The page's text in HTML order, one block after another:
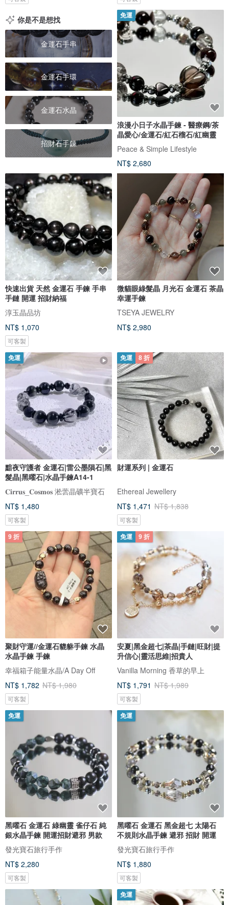
你是不是想找
金運石手串
金運石手環
金運石水晶
招財石手鍊
免運
浪漫小日子水晶手鍊 - 醫療鋼/茶
晶愛心/金運石/紅石榴石/紅幽靈
Peace & Simple Lifestyle
NT$ 2,680
快速出貨 天然 金運石 手鍊 手串
手鏈 開運 招財納福
淳玉晶品坊
NT$ 1,070
可客製
微貓眼綠髮晶 月光石 金運石 茶晶
幸運手鍊
TSEYA JEWELRY
NT$ 2,980
免運
黯夜守護者 金運石|雷公墨隕石|黑
髮晶|黑曜石|水晶手鍊A14-1
𝐂𝐢𝐫𝐫𝐮𝐬_𝐂𝐨𝐬𝐦𝐨𝐬 淞蕓晶礦半寶石
NT$ 1,480
可客製
免運 8 折
財運系列 | 金運石
Ethereal Jewellery
NT$ 1,471 NT$ 1,838
可客製
9 折
聚財守運//金運石貔貅手鍊 水晶
水晶手鍊 手鍊
幸福箱子能量水晶/A Day Off
NT$ 1,782 NT$ 1,980
可客製
免運 9 折
安夏|黑金超七|茶晶|手鏈|旺財|提
升信心|靈活思維|招貴人
Vanilla Morning 香草的早上
NT$ 1,791 NT$ 1,989
可客製
免運
黑曜石 金運石 綠幽靈 雀仔石 純
銀水晶手鍊 開運招財避邪 男款
發光寶石旅行手作
NT$ 2,280
可客製
免運
黑曜石 金運石 黑金超七 太陽石
不規則水晶手鍊 避邪 招財 開運
發光寶石旅行手作
NT$ 1,880
可客製
免運